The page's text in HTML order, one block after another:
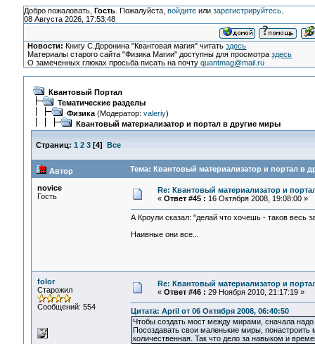
Добро пожаловать, Гость. Пожалуйста, войдитеили зарегистрируйтесь.
08 Августа 2026, 17:53:48
Новости: Книгу С.Доронина "Квантовая магия" читатьздесь
Материалы старого сайта "Физика Магии" доступны для просмотраздесь
О замеченных глюках просьба писать на почтуquantmag@mail.ru
Квантовый Портал
Тематические разделы
Физика(Модератор: valeriy)
Квантовый материализатор и портал в другие миры
Страниц: 1 2 3[4] Все
Автор Тема: Квантовый материализатор и портал в
novice
Гость
Re: Квантовый материализатор и
« Ответ #45 : 16 Октября 2008, 19:08:00 »
А Кроули сказал: "делай что хочешь - таков весь
Наивные они все...
folor
Старожил
Сообщений: 554
Re: Квантовый материализатор и
« Ответ #46 : 29 Ноября 2010, 21:17:19 »
Цитата: April от 06 Октября 2008, 06:40:50
Чтобы создать мост между мирами, сначала надо
Посоздавать свои маленькие миры,
количественная. Так что дело за навыком и